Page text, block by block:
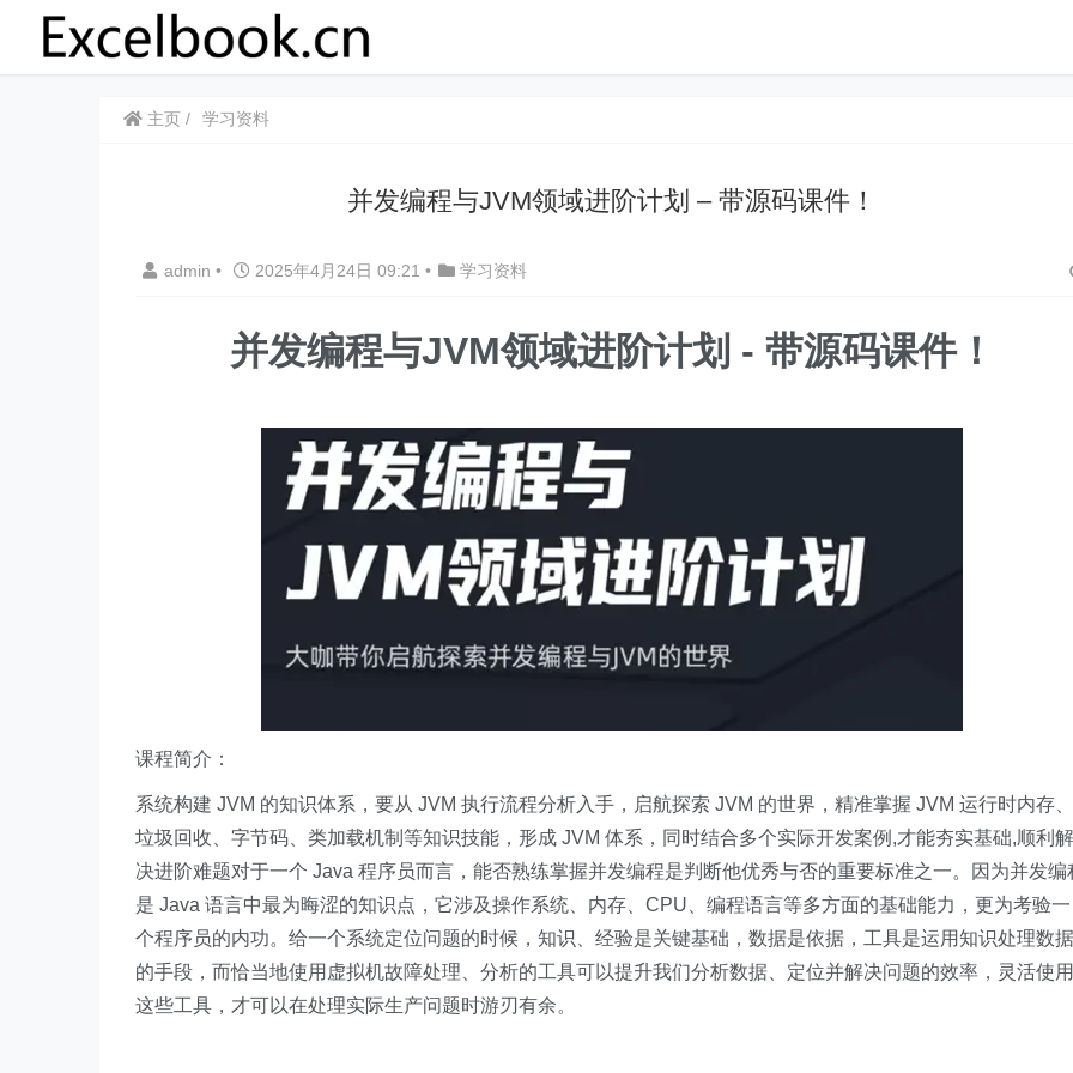
主页 学习资料
并发编程与JVM领域进阶计划 – 带源码课件！
admin • 2025年4月24日 09:21 • 学习资料
并发编程与JVM领域进阶计划 - 带源码课件！
课程简介：
系统构建 JVM 的知识体系，要从 JVM 执行流程分析入手，启航探索 JVM 的世界，精准掌握 JVM 运行时内存、
垃圾回收、字节码、类加载机制等知识技能，形成 JVM 体系，同时结合多个实际开发案例,才能夯实基础,顺利解
决进阶难题对于一个 Java 程序员而言，能否熟练掌握并发编程是判断他优秀与否的重要标准之一。因为并发编
是 Java 语言中最为晦涩的知识点，它涉及操作系统、内存、CPU、编程语言等多方面的基础能力，更为考验一
个程序员的内功。给一个系统定位问题的时候，知识、经验是关键基础，数据是依据，工具是运用知识处理数据
的手段，而恰当地使用虚拟机故障处理、分析的工具可以提升我们分析数据、定位并解决问题的效率，灵活使用
这些工具，才可以在处理实际生产问题时游刃有余。